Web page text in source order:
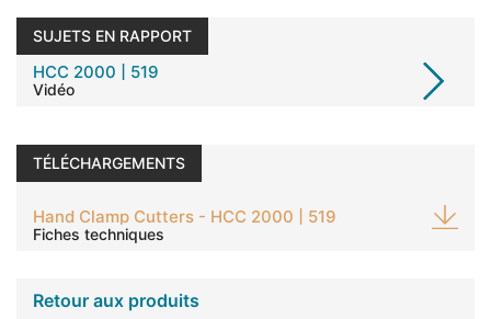
SUJETS EN RAPPORT
HCC 2000 | 519
Vidéo
TÉLÉCHARGEMENTS
Hand Clamp Cutters - HCC 2000 | 519
Fiches techniques
Retour aux produits